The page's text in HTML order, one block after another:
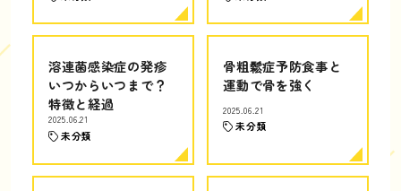
溶連菌感染症の発疹
いつからいつまで？
特徴と経過
2025.06.21
未分類
骨粗鬆症予防食事と
運動で骨を強く
2025.06.21
未分類